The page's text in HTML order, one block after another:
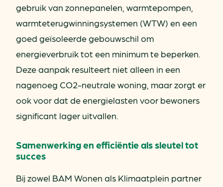
gebruik van zonnepanelen, warmtepompen,
warmteterugwinningsystemen (WTW) en een
goed geïsoleerde gebouwschil om
energieverbruik tot een minimum te beperken.
Deze aanpak resulteert niet alleen in een
nagenoeg CO2-neutrale woning, maar zorgt er
ook voor dat de energielasten voor bewoners
significant lager uitvallen.
Samenwerking en efficiëntie als sleutel tot
succes
Bij zowel BAM Wonen als Klimaatplein partner